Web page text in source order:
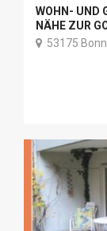
WOHN- UND
NÄHE ZUR
53175 Bonn